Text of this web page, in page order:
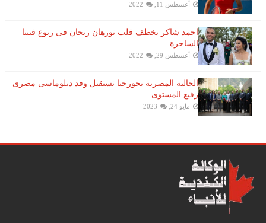
أغسطس 11, 2022
احمد شاكر يخطف قلب نورهان ريحان فى ربوع فيينا
الساحرة
أغسطس 29, 2022
الجالية المصرية بجورجيا تستقبل وفد دبلوماسى مصرى
رفيع المستوى
مايو 24, 2023